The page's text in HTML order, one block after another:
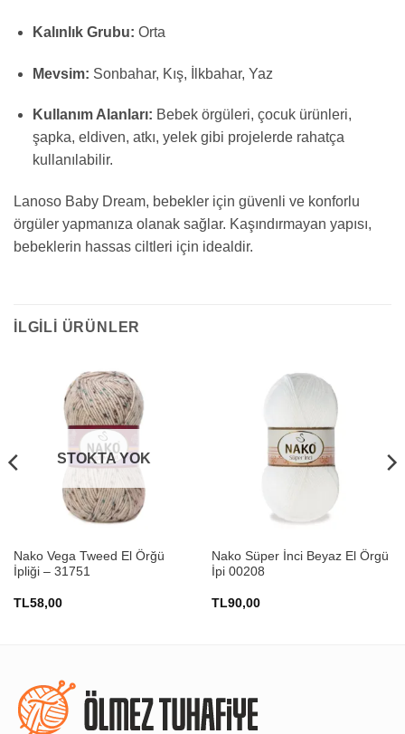
Kalınlık Grubu: Orta
Mevsim: Sonbahar, Kış, İlkbahar, Yaz
Kullanım Alanları: Bebek örgüleri, çocuk ürünleri,
şapka, eldiven, atkı, yelek gibi projelerde rahatça
kullanılabilir.
Lanoso Baby Dream, bebekler için güvenli ve konforlu
örgüler yapmanıza olanak sağlar. Kaşındırmayan yapısı,
bebeklerin hassas ciltleri için idealdir.
İLGILI ÜRÜNLER
STOKTA YOK
Nako Vega Tweed El Örğü
İpliği – 31751
TL58,00
Nako Süper İnci Beyaz El Örgü
İpi 00208
TL90,00